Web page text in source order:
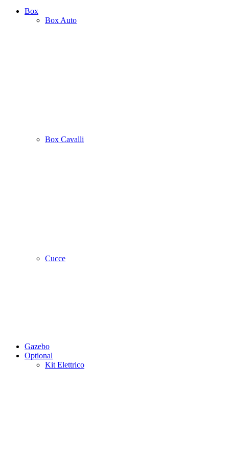
Box
Box Auto
Box Cavalli
Cucce
Gazebo
Optional
Kit Elettrico